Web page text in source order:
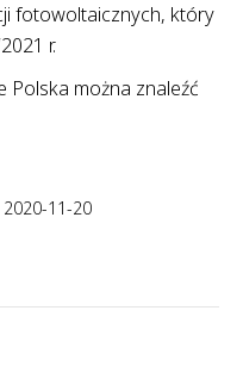
fotowoltaicznych, który
r.
Polska można znaleźć
2020-11-20